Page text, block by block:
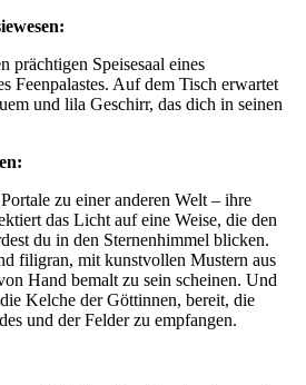
prächtigen Speisesaal eines
Feenpalastes. Auf dem Tisch erwartet
und lila Geschirr, das dich in seinen
zu einer anderen Welt – ihre
das Licht auf eine Weise, die den
du in den Sternenhimmel blicken.
filigran, mit kunstvollen Mustern aus
Hand bemalt zu sein scheinen. Und
Kelche der Göttinnen, bereit, die
und der Felder zu empfangen.